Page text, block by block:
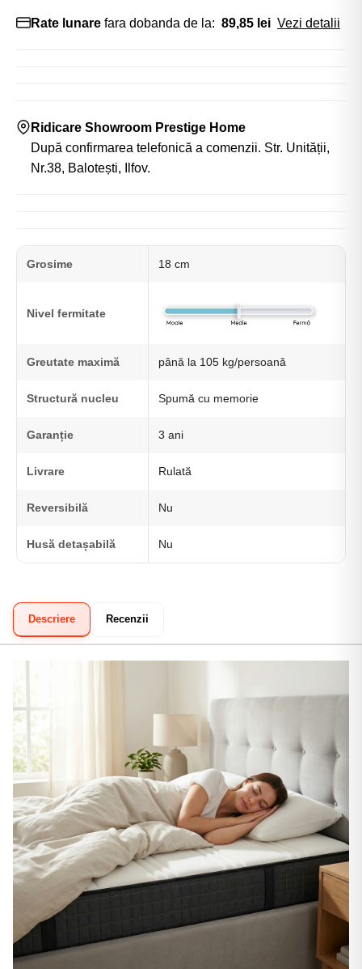
Rate lunare fara dobanda de la: 89,85 lei Vezi detalii
Ridicare Showroom Prestige Home
După confirmarea telefonică a comenzii. Str. Unității,
Nr.38, Balotești, Ilfov.
Grosime 18 cm
Nivel fermitate
Greutate maximă până la 105 kg/persoană
Structură nucleu Spumă cu memorie
Garanție 3 ani
Livrare Rulată
Reversibilă Nu
Husă detașabilă Nu
Descriere Recenzii